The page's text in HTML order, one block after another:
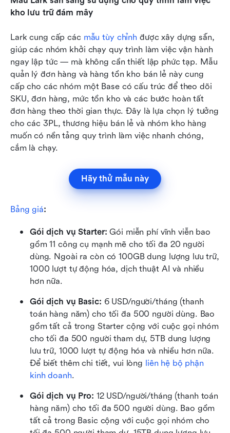
kho lưu trữ đám mây
Lark cung cấp các mẫu tùy chỉnh được xây dựng sẵn,
giúp các nhóm khởi chạy quy trình làm việc vận hành
ngay lập tức — mà không cần thiết lập phức tạp. Mẫu
quản lý đơn hàng và hàng tồn kho bán lẻ này cung
cấp cho các nhóm một Base có cấu trúc để theo dõi
SKU, đơn hàng, mức tồn kho và các bước hoàn tất
đơn hàng theo thời gian thực. Đây là lựa chọn lý tưởng
cho các 3PL, thương hiệu bán lẻ và nhóm kho hàng
muốn có nền tảng quy trình làm việc nhanh chóng,
cắm là chạy.
Hãy thử mẫu này
Bảng giá:
Gói dịch vụ Starter: Gói miễn phí vĩnh viễn bao
gồm 11 công cụ mạnh mẽ cho tối đa 20 người
dùng. Ngoài ra còn có 100GB dung lượng lưu trữ,
1000 lượt tự động hóa, dịch thuật AI và nhiều
hơn nữa.
Gói dịch vụ Basic: 6 USD/người/tháng (thanh
toán hàng năm) cho tối đa 500 người dùng. Bao
gồm tất cả trong Starter cộng với cuộc gọi nhóm
cho tối đa 500 người tham dự, 5TB dung lượng
lưu trữ, 1000 lượt tự động hóa và nhiều hơn nữa.
Để biết thêm chi tiết, vui lòng liên hệ bộ phận
kinh doanh.
Gói dịch vụ Pro: 12 USD/người/tháng (thanh toán
hàng năm) cho tối đa 500 người dùng. Bao gồm
tất cả trong Basic cộng với cuộc gọi nhóm cho